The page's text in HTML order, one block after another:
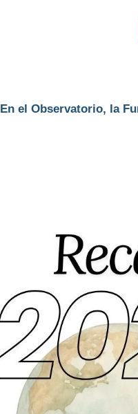
En el Observatorio, la